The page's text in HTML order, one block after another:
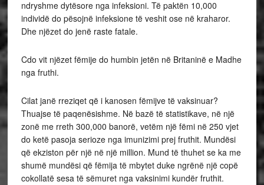
ndryshme dytësore nga infeksioni. Të paktën 10,000
individë do pësojnë infeksione të veshit ose në kraharor.
Dhe njëzet do jenë raste fatale.
Cdo vit njëzet fëmije do humbin jetën në Britaninë e Madhe
nga fruthi.
Cilat janë rreziqet që i kanosen fëmijve të vaksinuar?
Thuajse të paqenësishme. Në bazë të statistikave, në një
zonë me rreth 300,000 banorë, vetëm një fëmi në 250 vjet
do ketë pasoja serioze nga imunizimi prej fruthit. Mundësi
që ekziston për një në një million. Mund të thuhet se ka me
shumë mundësi që fëmija të mbytet duke ngrënë një copë
cokollatë sesa të sëmuret nga vaksinimi kundër fruthit.